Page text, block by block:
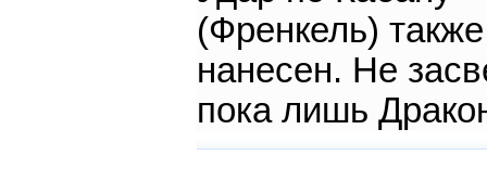
(Френкель) также
нанесен. Не
пока лишь